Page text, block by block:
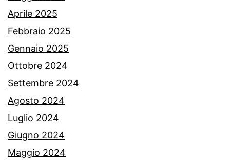
Aprile 2025
Febbraio 2025
Gennaio 2025
Ottobre 2024
Settembre 2024
Agosto 2024
Luglio 2024
Giugno 2024
Maggio 2024